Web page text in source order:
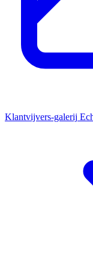
Klantvijvers-galerij